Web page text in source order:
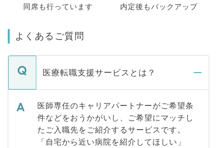
同席も行っています
内定後もバックアップ
よくあるご質問
医療転職支援サービスとは？
医師専任のキャリアパートナーがご希望条
件などをおうかがいし、ご希望にマッチし
たご入職先をご紹介するサービスです。
「自宅から近い病院を紹介してほしい」